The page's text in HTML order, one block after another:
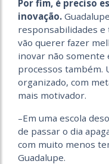
Por fim, é preciso
inovação.
responsabilidades e
vão querer fazer
inovar não somente
processos também.
organizado, com
mais motivador.
–Em uma escola
de passar o dia
com muito menos
Guadalupe.